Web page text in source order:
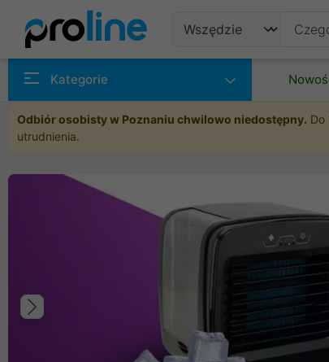
Kategorie
Odbiór osobisty w Poznaniu chwilowo niedostępny. Do
utrudnienia.
Poprzedni